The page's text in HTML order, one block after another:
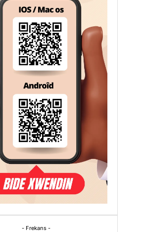
- Frekans -